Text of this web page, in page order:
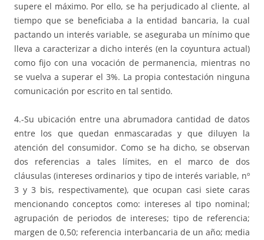
supere el máximo. Por ello, se ha perjudicado al cliente, al
tiempo que se beneficiaba a la entidad bancaria, la cual
pactando un interés variable, se aseguraba un mínimo que
lleva a caracterizar a dicho interés (en la coyuntura actual)
como fijo con una vocación de permanencia, mientras no
se vuelva a superar el 3%. La propia contestación ninguna
comunicación por escrito en tal sentido.
4.-Su ubicación entre una abrumadora cantidad de datos
entre los que quedan enmascaradas y que diluyen la
atención del consumidor. Como se ha dicho, se observan
dos referencias a tales límites, en el marco de dos
cláusulas (intereses ordinarios y tipo de interés variable, nº
3 y 3 bis, respectivamente), que ocupan casi siete caras
mencionando conceptos como: intereses al tipo nominal;
agrupación de periodos de intereses; tipo de referencia;
margen de 0,50; referencia interbancaria de un año; media